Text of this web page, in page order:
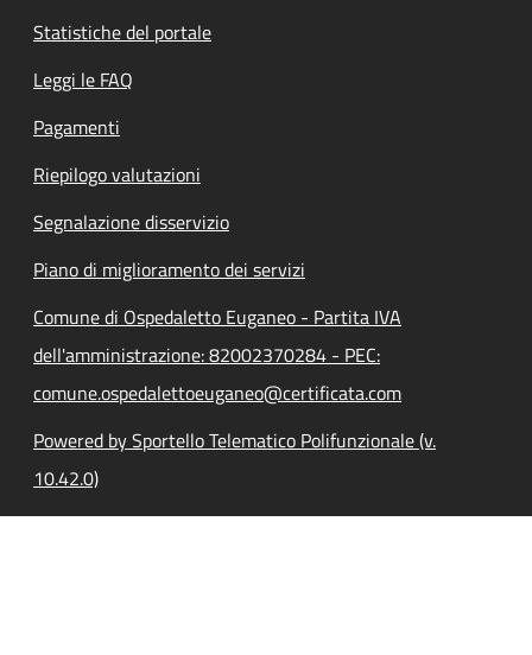
Statistiche del portale
Leggi le FAQ
Pagamenti
Riepilogo valutazioni
Segnalazione disservizio
Piano di miglioramento dei servizi
Comune di Ospedaletto Euganeo - Partita IVA
dell'amministrazione: 82002370284 - PEC:
comune.ospedalettoeuganeo@certificata.com
Powered by Sportello Telematico Polifunzionale (v.
10.42.0)